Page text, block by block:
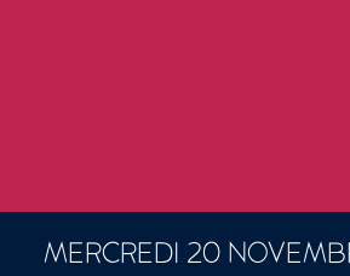
MERCREDI 20